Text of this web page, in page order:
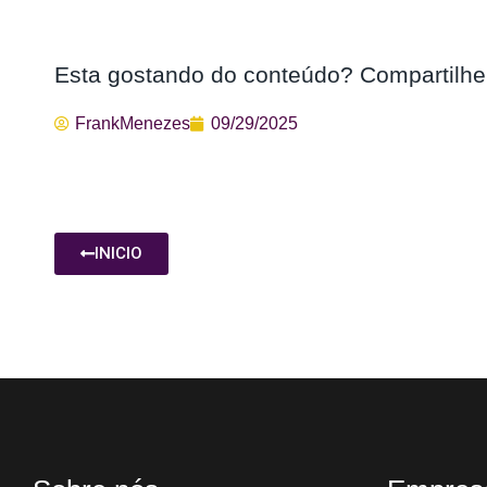
Esta gostando do conteúdo?
FrankMenezes 09/29/2025
INICIO